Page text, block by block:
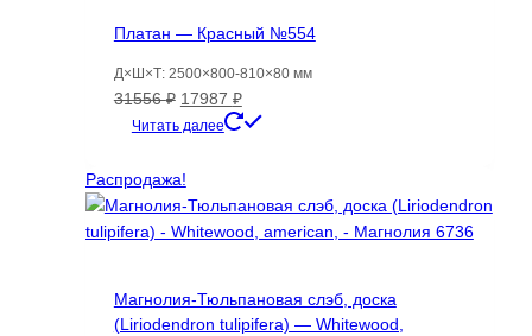
Платан — Красный №554
Д×Ш×Т: 2500×800-810×80 мм
31556₽ Первоначальная
цена
31556 ₽.
17987 ₽Текущая
цена:
Читать далее
Распродажа!
Магнолия-Тюльпановая слэб, доска
(Liriodendron tulipifera) — Whitewood,